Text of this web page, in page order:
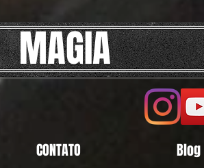
MAGIA
CONTATO Blog